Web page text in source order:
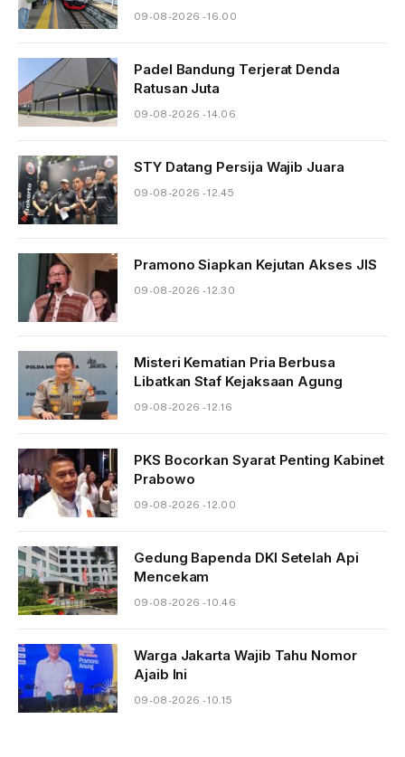
09-08-2026 - 16.00
Padel Bandung Terjerat Denda
Ratusan Juta
09-08-2026 - 14.06
STY Datang Persija Wajib Juara
09-08-2026 - 12.45
Pramono Siapkan Kejutan Akses JIS
09-08-2026 - 12.30
Misteri Kematian Pria Berbusa
Libatkan Staf Kejaksaan Agung
09-08-2026 - 12.16
PKS Bocorkan Syarat Penting Kabinet
Prabowo
09-08-2026 - 12.00
Gedung Bapenda DKI Setelah Api
Mencekam
09-08-2026 - 10.46
Warga Jakarta Wajib Tahu Nomor
Ajaib Ini
09-08-2026 - 10.15